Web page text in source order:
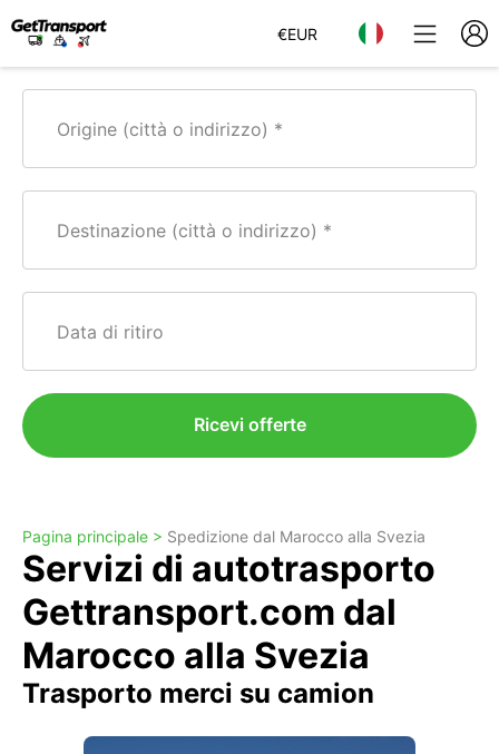
€EUR
Origine (città o indirizzo)
Destinazione (città o indirizzo)
Data di ritiro
Ricevi offerte
Pagina principale > Spedizione dal Marocco alla Svezia
Servizi di autotrasporto
Gettransport.com dal
Marocco alla Svezia
Trasporto merci su camion